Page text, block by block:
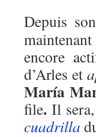
Depuis
encore
d’Arles et
María
file. Il
cuadrilla